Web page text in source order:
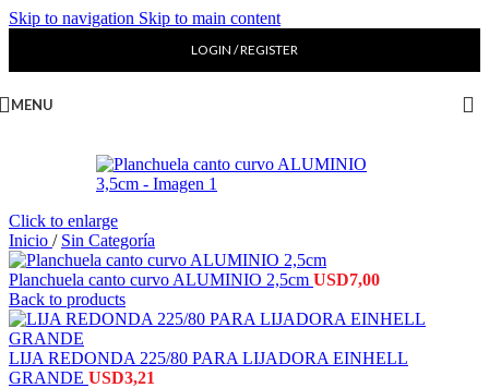
Skip to navigation Skip to main content
LOGIN / REGISTER
MENU
Click to enlarge
Inicio / Sin Categoría
Planchuela canto curvo ALUMINIO 2,5cm USD7,00
Back to products
LIJA REDONDA 225/80 PARA LIJADORA EINHELL
GRANDE USD3,21